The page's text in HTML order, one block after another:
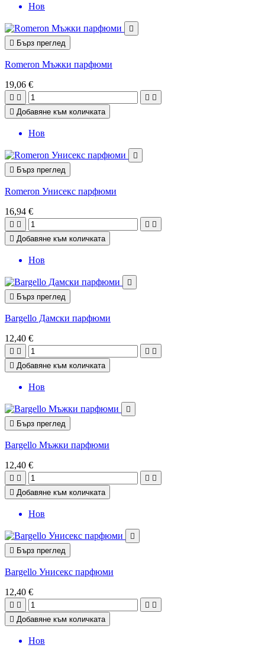
Нов

 Бърз преглед
Romeron Мъжки парфюми
19,06 €
   
 Добавяне към количката
Нов

 Бърз преглед
Romeron Унисекс парфюми
16,94 €
   
 Добавяне към количката
Нов

 Бърз преглед
Bargello Дамски парфюми
12,40 €
   
 Добавяне към количката
Нов

 Бърз преглед
Bargello Мъжки парфюми
12,40 €
   
 Добавяне към количката
Нов

 Бърз преглед
Bargello Унисекс парфюми
12,40 €
   
 Добавяне към количката
Нов